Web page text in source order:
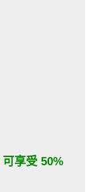
可享受 50%